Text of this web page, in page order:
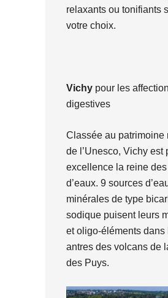
relaxants ou tonifiants
votre choix.
Vichy pour les
digestives
Classée au patrimoine
de l’Unesco, Vichy est
excellence la reine
d’eaux. 9 sources
minérales de type
sodique puisent leurs
et oligo-éléments dans
antres des volcans de
des Puys.